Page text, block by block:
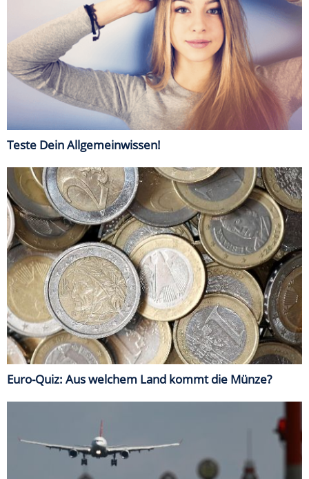
Teste Dein Allgemeinwissen!
Euro-Quiz: Aus welchem Land kommt die Münze?